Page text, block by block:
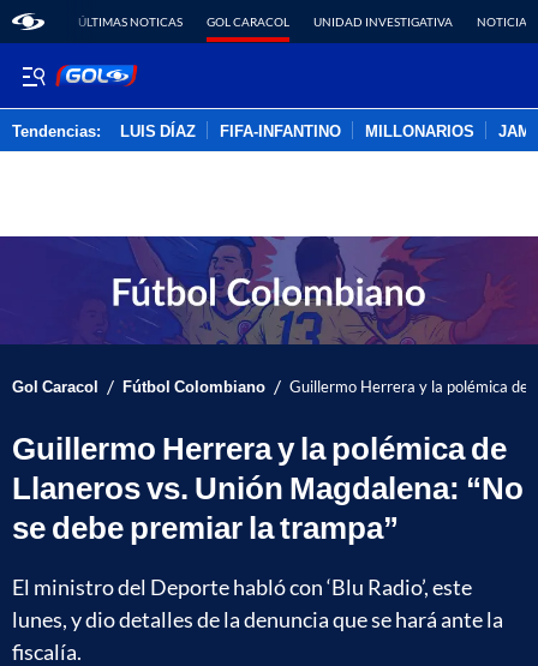
ÚLTIMAS NOTICAS GOL CARACOL UNIDAD INVESTIGATIVA NOTICIAS
Tendencias: LUIS DÍAZ FIFA-INFANTINO MILLONARIOS
Gol Caracol / Fútbol Colombiano / Guillermo Herrera y la polémica de
Guillermo Herrera y la polémica de
Llaneros vs. Unión Magdalena: “No
se debe premiar la trampa”
El ministro del Deporte habló con ‘Blu Radio’, este
lunes, y dio detalles de la denuncia que se hará ante la
fiscalía.